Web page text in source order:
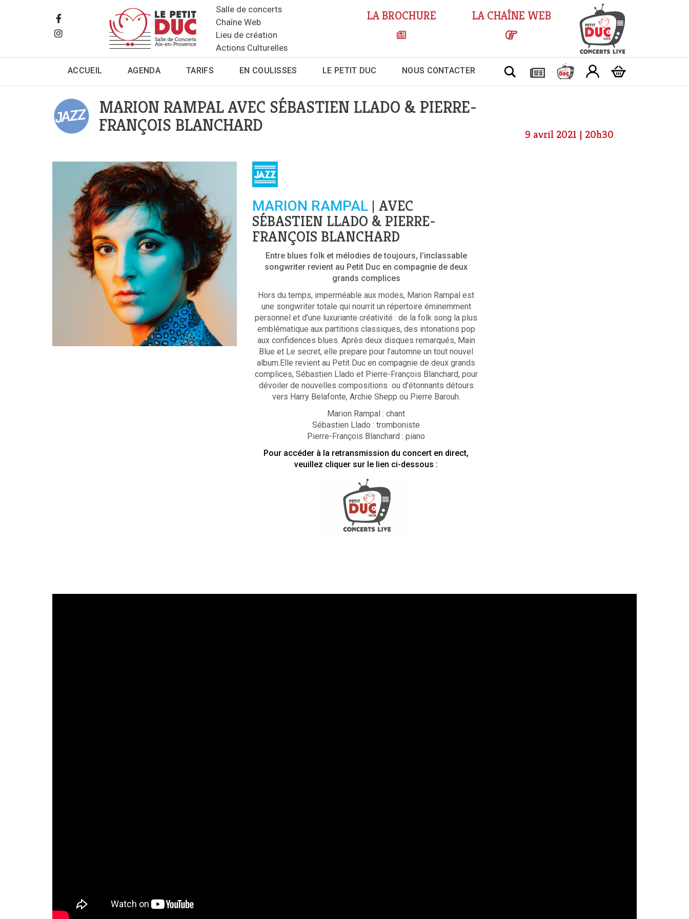
Salle de concerts
Chaîne Web
Lieu de création
Actions Culturelles
LA BROCHURE LA CHAÎNE WEB
ACCUEIL AGENDA TARIFS EN COULISSES LE PETIT DUC NOUS CONTACTER Chercher
MARION RAMPAL AVEC SÉBASTIEN LLADO & PIERRE-
FRANÇOIS BLANCHARD
9 avril 2021 | 20h30
MARION RAMPAL | AVEC
SÉBASTIEN LLADO & PIERRE-
FRANÇOIS BLANCHARD
Entre blues folk et mélodies de toujours, l’inclassable
songwriter revient au Petit Duc en compagnie de deux
grands complices
Hors du temps, imperméable aux modes, Marion Rampal est
une songwriter totale qui nourrit un répertoire éminemment
personnel et d’une luxuriante créativité : de la folk song la plus
emblématique aux partitions classiques, des intonations pop
aux confidences blues. Après deux disques remarqués, Main
Blue et Le secret, elle prepare pour l’automne un tout nouvel
album.Elle revient au Petit Duc en compagnie de deux grands
complices, Sébastien Llado et Pierre-François Blanchard, pour
dévoiler de nouvelles compositions ou d’étonnants détours
vers Harry Belafonte, Archie Shepp ou Pierre Barouh.
Marion Rampal : chant
Sébastien Llado : tromboniste
Pierre-François Blanchard : piano
Pour accéder à la retransmission du concert en direct,
veuillez cliquer sur le lien ci-dessous :